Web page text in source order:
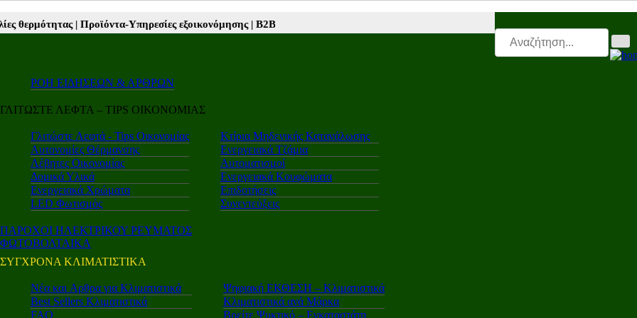
Υπηρεσίες εξοικονόμησης |Β2Β νέα |Autotriti.gr |Mototriti.gr |
ΡΟΗ ΕΙΔΗΣΕΩΝ & ΑΡΘΡΩΝ
ΓΛΙΤΩΣΤΕ ΛΕΦΤΑ – TIPS ΟΙΚΟΝΟΜΙΑΣ
Γλιτώστε Λεφτά - Tips Οικονομίας
Αυτονομίες Θέρμανσης
Λέβητες Οικονομίας
Δομικά Υλικά
Ενεργειακά Χρώματα
LED Φωτισμός
Κτίρια Μηδενικής Κατανάλωσης
Ενεργειακά Τζάμια
Αυτοματισμοί
Ενεργειακά Κουφώματα
Επιδοτήσεις
Συνεντεύξεις
ΠΑΡΟΧΟΙ ΗΛΕΚΤΡΙΚΟΥ ΡΕΥΜΑΤΟΣ
ΦΩΤΟΒΟΛΤΑΙΚΑ
ΣΥΓΧΡΟΝΑ ΚΛΙΜΑΤΙΣΤΙΚΑ
Νέα και Aρθρα για Κλιματιστικά
Best Sellers Κλιματιστικά
FAQ
Ψηφιακή ΕΚΘΕΣΗ – Κλιματιστικά
Κλιματιστικά ανά Μάρκα
Βρείτε Ψυκτικό – Εγκαταστάτη